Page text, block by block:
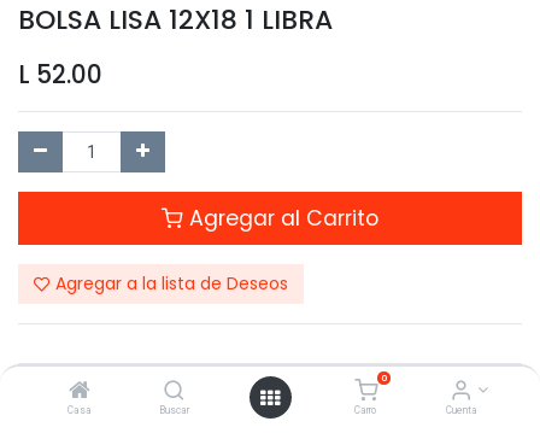
Casa Buscar
0
Carro Cuenta
BOLSA LISA 12X18 1 LIBRA
L 52.00
Agregar al Carrito
Agregar a la lista de Deseos
Compartir este Producto: